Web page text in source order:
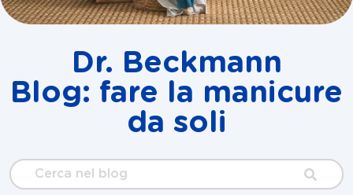
Dr. Beckmann
Blog: fare la manicure
da soli
Cerca
nel